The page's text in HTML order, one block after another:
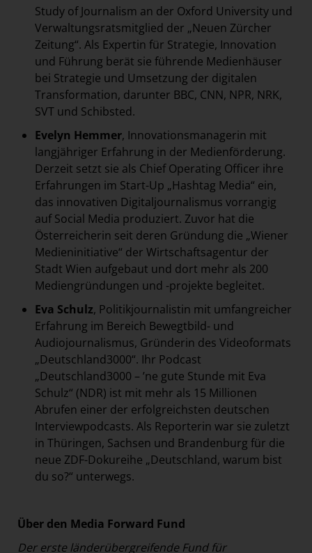
Study of Journalism an der Oxford University und
Verwaltungsratsmitglied der „Neuen Zürcher
Zeitung“. Als Expertin für Strategie, Innovation
und Führung berät sie führende Medienhäuser
bei Strategie und Umsetzung der digitalen
Transformation, darunter BBC, CNN, NPR, NRK,
SVT und Schibsted.
Evelyn Hemmer, Innovationsmanagerin mit
langjähriger Erfahrung in der Medienförderung.
Derzeit setzt sie als Chief Operating Officer ihre
Erfahrungen im Start-Up „Hashtag Media“ ein,
das innovativen Digitaljournalismus vorrangig
auf Social Media produziert. Zuvor hat die
Österreicherin seit deren Gründung die „Wiener
Medieninitiative“ der Wirtschaftsagentur der
Stadt Wien aufgebaut und dort mehr als 200
Mediengründungen und -projekte begleitet.
Eva Schulz, Politikjournalistin mit umfangreicher
Erfahrung im Bereich Bewegtbild- und
Audiojournalismus, Gründerin des Videoformats
„Deutschland3000“. Ihr Podcast
„Deutschland3000 – ’ne gute Stunde mit Eva
Schulz“ (NDR) ist mit mehr als 15 Millionen
Abrufen einer der erfolgreichsten deutschen
Interviewpodcasts. Als Reporterin war sie zuletzt
in Thüringen, Sachsen und Brandenburg für die
neue ZDF-Dokureihe „Deutschland, warum bist
du so?“ unterwegs.
Über den Media Forward Fund
Der erste länderübergreifende Fund für